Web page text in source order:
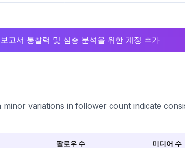
고서 통찰력 및 심층 분석을 위한 계정 추가
variations in follower count indicate
팔로우 수 미디어 수